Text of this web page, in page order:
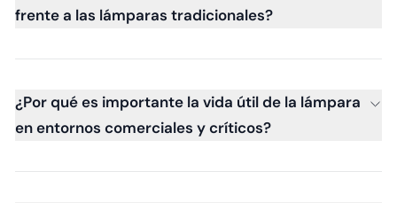
frente a las lámparas tradicionales?
¿Por qué es importante la vida útil de la lámpara
en entornos comerciales y críticos?